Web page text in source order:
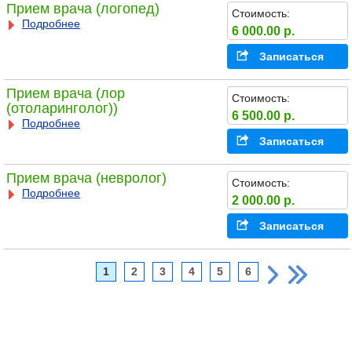
Прием врача (логопед)
Подробнее
Стоимость:
6 000.00 р.
Записаться
Прием врача (лор
(отоларинголог))
Подробнее
Стоимость:
6 500.00 р.
Записаться
Прием врача (невролог)
Подробнее
Стоимость:
2 000.00 р.
Записаться
1 2 3 4 5 6